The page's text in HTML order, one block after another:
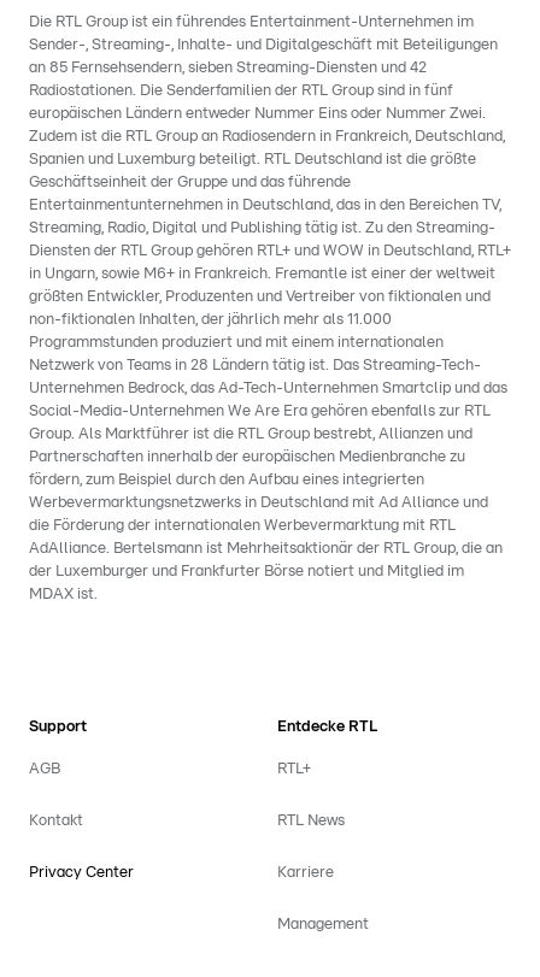
Die RTL Group ist ein führendes Entertainment-Unternehmen im
Sender-, Streaming-, Inhalte- und Digitalgeschäft mit Beteiligungen
an 85 Fernsehsendern, sieben Streaming-Diensten und 42
Radiostationen. Die Senderfamilien der RTL Group sind in fünf
europäischen Ländern entweder Nummer Eins oder Nummer Zwei.
Zudem ist die RTL Group an Radiosendern in Frankreich, Deutschland,
Spanien und Luxemburg beteiligt. RTL Deutschland ist die größte
Geschäftseinheit der Gruppe und das führende
Entertainmentunternehmen in Deutschland, das in den Bereichen TV,
Streaming, Radio, Digital und Publishing tätig ist. Zu den Streaming-
Diensten der RTL Group gehören RTL+ und WOW in Deutschland, RTL+
in Ungarn, sowie M6+ in Frankreich. Fremantle ist einer der weltweit
größten Entwickler, Produzenten und Vertreiber von fiktionalen und
non-fiktionalen Inhalten, der jährlich mehr als 11.000
Programmstunden produziert und mit einem internationalen
Netzwerk von Teams in 28 Ländern tätig ist. Das Streaming-Tech-
Unternehmen Bedrock, das Ad-Tech-Unternehmen Smartclip und das
Social-Media-Unternehmen We Are Era gehören ebenfalls zur RTL
Group. Als Marktführer ist die RTL Group bestrebt, Allianzen und
Partnerschaften innerhalb der europäischen Medienbranche zu
fördern, zum Beispiel durch den Aufbau eines integrierten
Werbevermarktungsnetzwerks in Deutschland mit Ad Alliance und
die Förderung der internationalen Werbevermarktung mit RTL
AdAlliance. Bertelsmann ist Mehrheitsaktionär der RTL Group, die an
der Luxemburger und Frankfurter Börse notiert und Mitglied im
MDAX ist.
Support
AGB
Kontakt
Privacy Center
Entdecke RTL
RTL+
RTL News
Karriere
Management